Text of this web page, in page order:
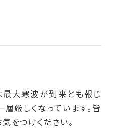
最大寒波が到来とも報じ
厳しくなっています。皆
をつけください。